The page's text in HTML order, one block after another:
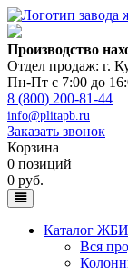
Производство
Отдел продаж: г.
Пн-Пт с 7:00 до
8 (800) 200-81-44
info@plitapb.ru
Заказать звонок
Корзина
0 позиций
0 руб.
Каталог ЖБИ
Вся